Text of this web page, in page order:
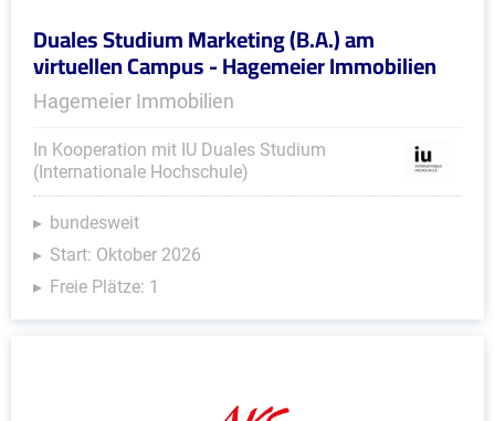
Duales Studium Marketing (B.A.) am
virtuellen Campus - Hagemeier Immobilien
Hagemeier Immobilien
In Kooperation mit IU Duales Studium
(Internationale Hochschule)
bundesweit
Start: Oktober 2026
Freie Plätze: 1